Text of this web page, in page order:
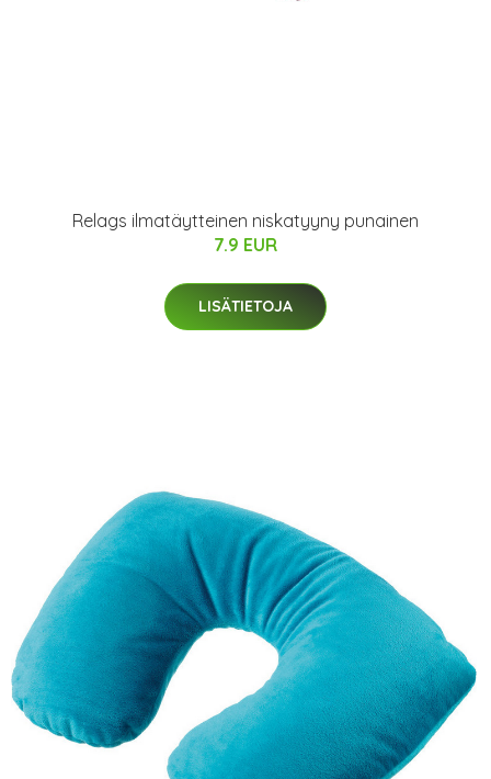
Relags ilmatäytteinen niskatyyny punainen
7.9 EUR
LISÄTIETOJA